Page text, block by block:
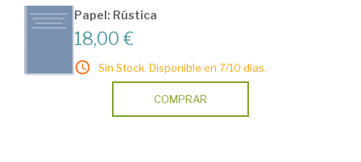
Papel: Rústica
18,00 €
Sin Stock. Disponible en 7/10 días.
COMPRAR